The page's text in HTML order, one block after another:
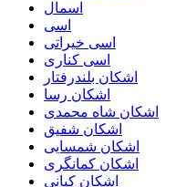
اسمال
اسی
اسی خیراتی
اسی کناری
اشکان بلندرفتار
اشکان رسا
اشکان شاه محمدی
اشکان شفیق
اشکان شمسایی
اشکان‌ کمانگری
اشکان کیانی